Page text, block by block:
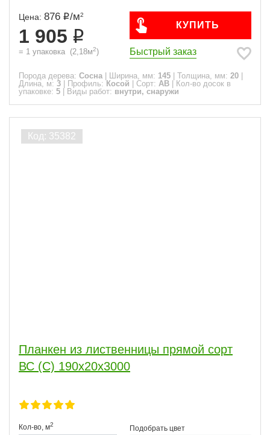
Цена: 876 /м2
1 905
= 1 упаковка (2,18м2)
КУПИТЬ
Быстрый заказ
Порода дерева: Сосна Ширина, мм: 145 Толщина, мм: 20
Длина, м: 3 Профиль: Косой Сорт: АВ
Кол-во досок в
упаковке: 5 Виды работ: внутри, снаружи
Планкен из лиственницы прямой сорт
ВС (С) 190x20x3000
Кол-во, м2